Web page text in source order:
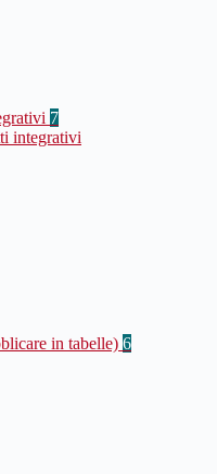
7
integrativi
in tabelle) 6